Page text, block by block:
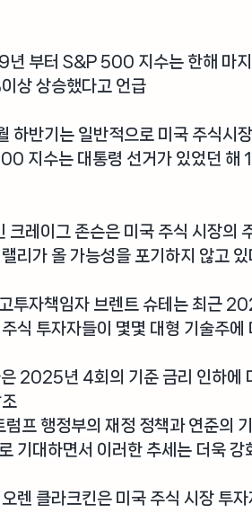
년 부터 S&P 500 지수는 한해 마
상 상승했다고 언급
하반기는 일반적으로 미국 주식시
지수는 대통령 선거가 있었던 해
크레이그 존슨은 미국 주식 시장의
리가 올 가능성을 포기하지 않고
투자책임자 브렌트 슈테 는 최근
식 투자자들이 몇몇 대형 기술주에
2025년 4회의 기준 금리 인하에
프 행정부의 재정 정책과 연준의
기대하면서 이러한 추세는 더욱 강
렌 클라크킨은 미국 주식 시장 투